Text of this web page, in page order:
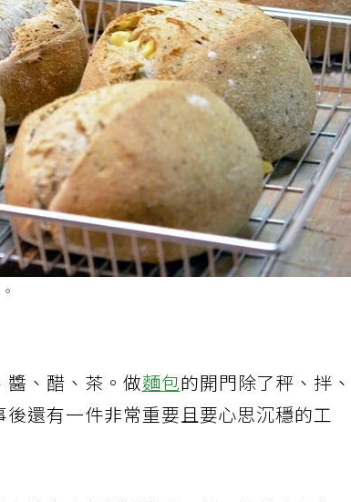
醬、醋、茶。做麵包的開門除了秤、拌、
還有一件非常重要且要心思沉穩的工